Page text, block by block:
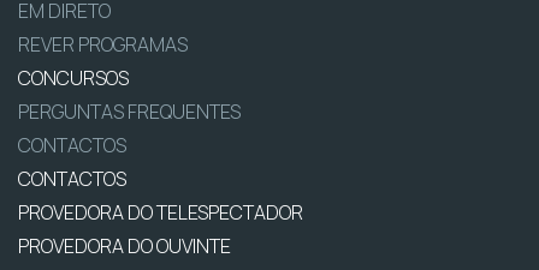
EM DIRETO
REVER PROGRAMAS
CONCURSOS
PERGUNTAS FREQUENTES
CONTACTOS
CONTACTOS
PROVEDORA DO TELESPECTADOR
PROVEDORA DO OUVINTE